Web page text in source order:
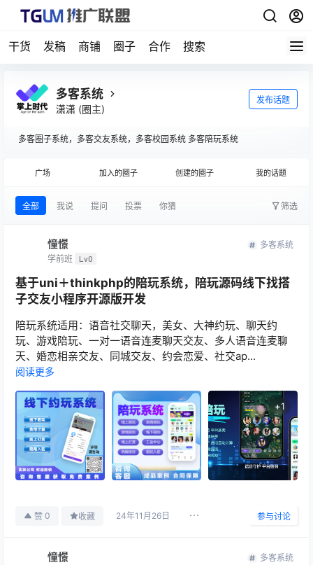
干货 发稿 商铺 圈子 合作 搜索
多客系统
潇潇 (圈主)
发布话题
多客圈子系统，多客交友系统，多客校园系统 多客陪玩系统
广场 加入的圈子 创建的圈子 我的话题
全部 我说 提问 投票 你猜 筛选
憧憬
学前班 Lv0
多客系统
基于uni＋thinkphp的陪玩系统，陪玩源码线下找搭
子交友小程序开源版开发
陪玩系统适用：语音社交聊天，美女、大神约玩、聊天约
玩、游戏陪玩、一对一语音连麦聊天交友、多人语音连麦聊
天、婚恋相亲交友、同城交友、约会恋爱、社交ap...
阅读更多
+1
赞 0 收藏 24年11月26日 参与讨论
憧憬 多客系统